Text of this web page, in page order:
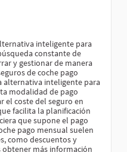
inteligente para
constante de
y gestionar de manera
de coche pago
alternativa inteligente para
modalidad de pago
el coste del seguro en
facilita la planificación
que supone el pago
pago mensual suelen
como descuentos y
obtener más información